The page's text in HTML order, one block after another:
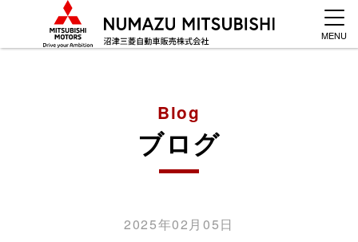
MENU
Blog
ブログ
2025年02月05日